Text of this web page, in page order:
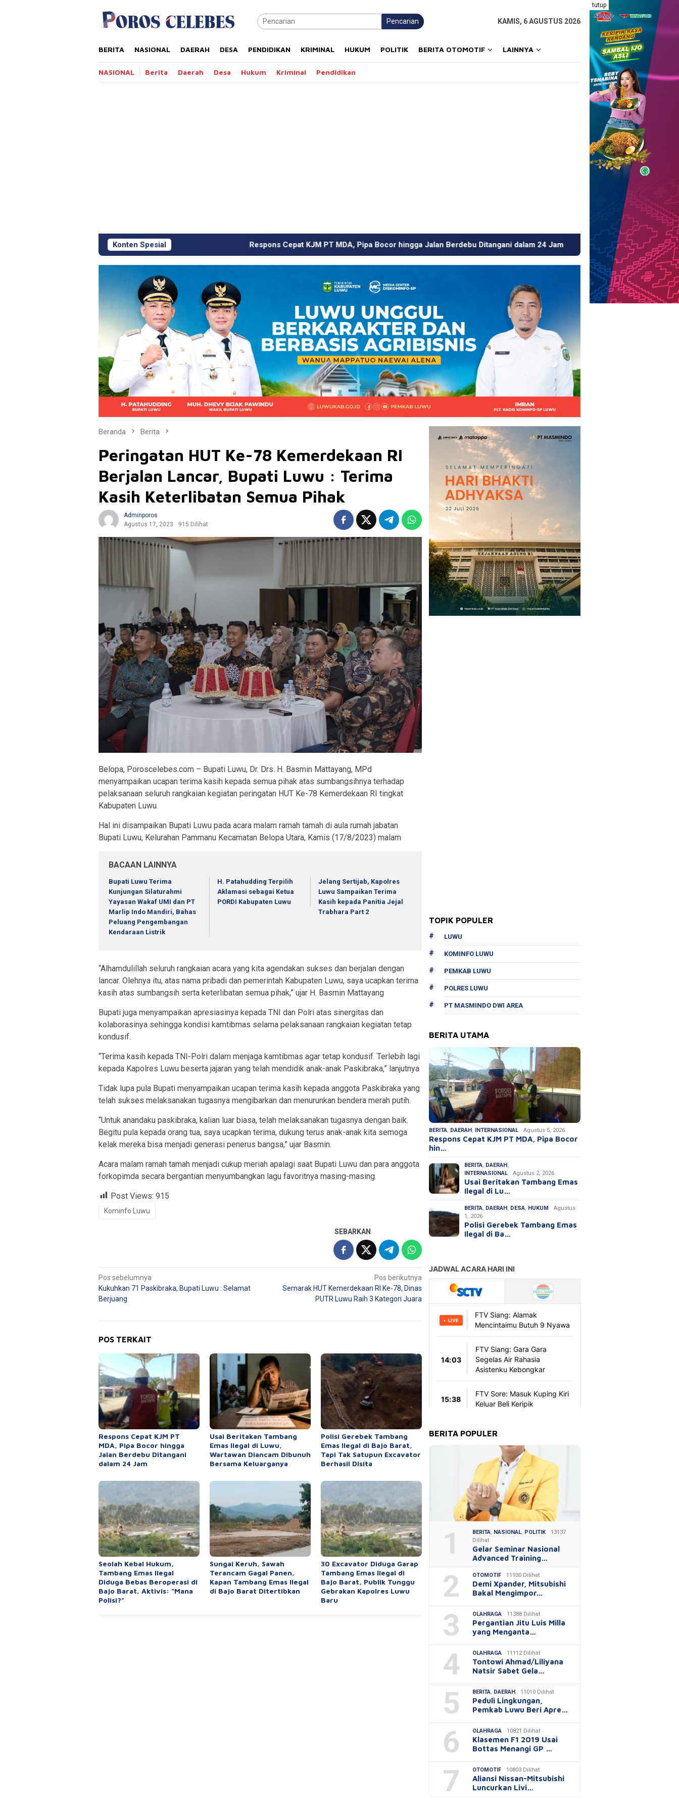
tutup
Pencarian KAMIS, 6 AGUSTUS 2026
BERITA NASIONAL DAERAH DESA PENDIDIKAN KRIMINAL HUKUM POLITIK BERITA OTOMOTIF LAINNYA
NASIONAL Berita Daerah Desa Hukum Kriminal Pendidikan
Konten SpesialRespons Cepat KJM PT MDA, Pipa Bocor hingga Jalan Berdebu Ditangani dalam 24 Jam Usai Beritakan Tambang Emas Ilegal di Luwu,
Beranda Berita
Peringatan HUT Ke-78 Kemerdekaan RI
Berjalan Lancar, Bupati Luwu : Terima
Kasih Keterlibatan Semua Pihak
Adminporos
Agustus 17, 2023
915 Dilihat
Belopa, Poroscelebes.com – Bupati Luwu, Dr. Drs. H. Basmin Mattayang, MPd
menyampaikan ucapan terima kasih kepada semua pihak atas sumbangsihnya terhadap
pelaksanaan seluruh rangkaian kegiatan peringatan HUT Ke-78 Kemerdekaan RI tingkat
Kabupaten Luwu.
Hal ini disampaikan Bupati Luwu pada acara malam ramah tamah di aula rumah jabatan
Bupati Luwu, Kelurahan Pammanu Kecamatan Belopa Utara, Kamis (17/8/2023) malam
BACAAN LAINNYA
Bupati Luwu Terima
Kunjungan Silaturahmi
Yayasan Wakaf UMI dan PT
Marlip Indo Mandiri, Bahas
Peluang Pengembangan
Kendaraan Listrik
H. Patahudding Terpilih
Aklamasi sebagai Ketua
PORDI Kabupaten Luwu
Jelang Sertijab, Kapolres
Luwu Sampaikan Terima
Kasih kepada Panitia Jejal
Trabhara Part 2
“Alhamdulillah seluruh rangkaian acara yang kita agendakan sukses dan berjalan dengan
lancar. Olehnya itu, atas nama pribadi dan pemerintah Kabupaten Luwu, saya ucapkan terima
kasih atas sumbangsih serta keterlibatan semua pihak,” ujar H. Basmin Mattayang
Bupati juga menyampaikan apresiasinya kepada TNI dan Polri atas sinergitas dan
kolaborasinya sehingga kondisi kamtibmas selama pelaksanaan rangkaian kegiatan tetap
kondusif.
“Terima kasih kepada TNI-Polri dalam menjaga kamtibmas agar tetap kondusif. Terlebih lagi
kepada Kapolres Luwu beserta jajaran yang telah mendidik anak-anak Paskibraka,” lanjutnya
Tidak lupa pula Bupati menyampaikan ucapan terima kasih kepada anggota Paskibraka yang
telah sukses melaksanakan tugasnya mengibarkan dan menurunkan bendera merah putih.
“Untuk anandaku paskibraka, kalian luar biasa, telah melaksanakan tugasnya dengan baik.
Begitu pula kepada orang tua, saya ucapkan terima, dukung terus anak-anak kita semoga
kelak mereka bisa menjadi generasi penerus bangsa,” ujar Basmin.
Acara malam ramah tamah menjadi cukup meriah apalagi saat Bupati Luwu dan para anggota
forkopimda secara bergantian menyumbangkan lagu favoritnya masing-masing.
Post Views: 915
Kominfo Luwu
SEBARKAN
Navigasi
pos
Pos sebelumnya
Kukuhkan 71 Paskibraka, Bupati Luwu : Selamat
Berjuang
Pos berikutnya
Semarak HUT Kemerdekaan RI Ke-78, Dinas
PUTR Luwu Raih 3 Kategori Juara
POS TERKAIT
Respons Cepat KJM PT
MDA, Pipa Bocor hingga
Jalan Berdebu Ditangani
dalam 24 Jam
Usai Beritakan Tambang
Emas Ilegal di Luwu,
Wartawan Diancam Dibunuh
Bersama Keluarganya
Polisi Gerebek Tambang
Emas Ilegal di Bajo Barat,
Tapi Tak Satupun Excavator
Berhasil Disita
Seolah Kebal Hukum,
Tambang Emas Ilegal
Diduga Bebas Beroperasi di
Bajo Barat, Aktivis: “Mana
Polisi?”
Sungai Keruh, Sawah
Terancam Gagal Panen,
Kapan Tambang Emas Ilegal
di Bajo Barat Ditertibkan
30 Excavator Diduga Garap
Tambang Emas Ilegal di
Bajo Barat, Publik Tunggu
Gebrakan Kapolres Luwu
Baru
TOPIK POPULER
LUWU
KOMINFO LUWU
PEMKAB LUWU
POLRES LUWU
PT MASMINDO DWI AREA
BERITA UTAMA
BERITA, DAERAH, INTERNASIONAL Agustus 5, 2026
Respons Cepat KJM PT MDA, Pipa Bocor
hin…
BERITA, DAERAH,
INTERNASIONAL
Agustus 2, 2026
Usai Beritakan Tambang Emas
Ilegal di Lu…
BERITA, DAERAH, DESA, HUKUM
Agustus
1, 2026
Polisi Gerebek Tambang Emas
Ilegal di Ba…
BERITA POPULER
1 BERITA NASIONAL POLITIK
13137
Dilihat
Gelar Seminar Nasional
Advanced Training…
2 OTOMOTIF 11930 Dilihat
Demi Xpander, Mitsubishi
Bakal Mengimpor…
3 OLAHRAGA 11388 Dilihat
Pergantian Jitu Luis Milla
yang Menganta…
4 OLAHRAGA 11112 Dilihat
Tontowi Ahmad/Liliyana
Natsir Sabet Gela…
5 BERITA DAERAH 11010 Dilihat
Peduli Lingkungan,
Pemkab Luwu Beri Apre…
6 OLAHRAGA 10821 Dilihat
Klasemen F1 2019 Usai
Bottas Menangi GP …
7 OTOMOTIF 10803 Dilihat
Aliansi Nissan-Mitsubishi
Luncurkan Livi…